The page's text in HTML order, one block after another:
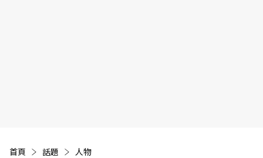
首頁 話題 人物